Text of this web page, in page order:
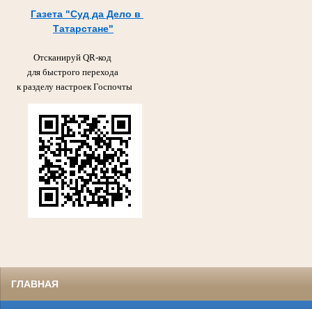
Газета "Суд да Дело в
Татарстане"
Отсканируй QR-код
для быстрого перехода
к разделу настроек Госпочты
ГЛАВНАЯ